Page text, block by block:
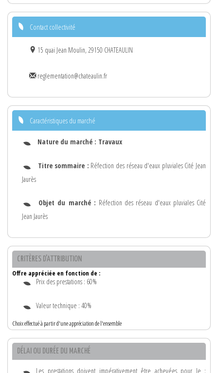
Contact collectivité
15 quai Jean Moulin, 29150 CHATEAULIN
reglementation@chateaulin.fr
Caractéristiques du marché
Nature du marché : Travaux
Titre sommaire : Réfection des réseau d'eaux pluviales Cité Jean
Jaurès
Objet du marché : Réfection des réseau d'eaux pluviales Cité
Jean Jaurès
CRITÈRES D'ATTRIBUTION
Offre appréciée en fonction de :
Prix des prestations : 60%
Valeur technique : 40%
Choix effectué à partir d'une appréciation de l'ensemble
DÉLAI OU DURÉE DU MARCHÉ
Les prestations doivent impérativement être achevées pour le :